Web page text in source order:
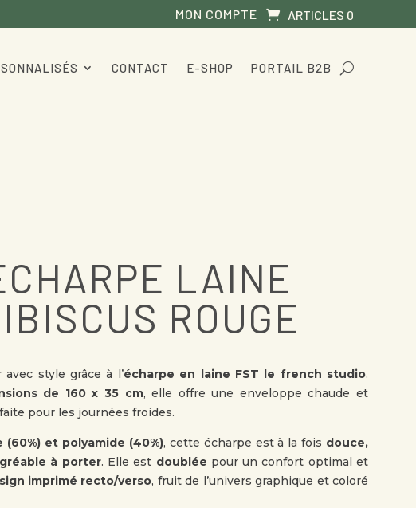
MON COMPTE ARTICLES 0
CONTACT E-SHOP PORTAIL B2B
LAINE
ROUGE
avec style grâce à l’écharpe en laine FST le french studio.
de 160 x 35 cm, elle offre une enveloppe chaude et
pour les journées froides.
(60%) et polyamide (40%), cette écharpe est à la fois douce,
à porter. Elle est doublée pour un confort optimal et
imprimé recto/verso, fruit de l’univers graphique et coloré